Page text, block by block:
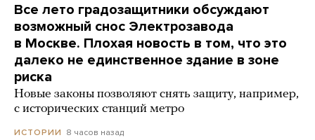
Все лето градозащитники обсуждают
возможный снос Электрозавода
в Москве. Плохая новость в том, что это
далеко не единственное здание в зоне
риска
Новые законы позволяют снять защиту, например,
с исторических станций метро
ИСТОРИИ 8 часов назад